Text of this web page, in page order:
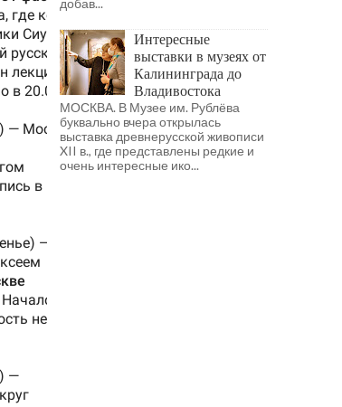
Интересные
выставки в музеях от
Калининграда до
Владивостока
МОСКВА. В Музее им. Рублёва
буквально вчера открылась
выставка древнерусской живописи
XII в., где представлены редкие и
очень интересные ико...